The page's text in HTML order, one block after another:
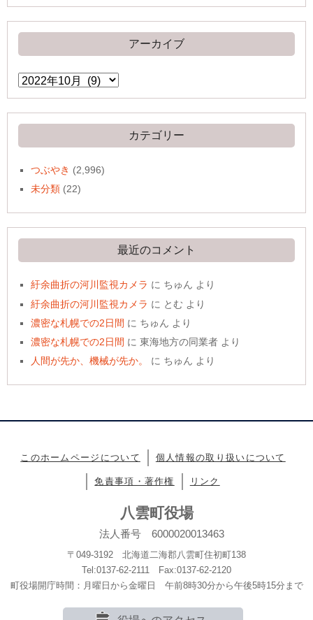
アーカイブ
ア
ー
イ
ブ
カテゴリー
つぶやき (2,996)
未分類 (22)
最近のコメント
紆余曲折の河川監視カメラ に ちゅん より
紆余曲折の河川監視カメラ に とむ より
濃密な札幌での2日間 に ちゅん より
濃密な札幌での2日間 に東海地方の同業者 より
人間が先か、機械が先か。
に ちゅん より
このホームページについて 個人情報の取り扱いについて
免責事項・著作権 リンク
八雲町役場
法人番号 6000020013463
〒049-3192 北海道二海郡八雲町住初町138
Tel:0137-62-2111 Fax:0137-62-2120
町役場開庁時間：月曜日から金曜日 午前8時30分から午後5時15分まで